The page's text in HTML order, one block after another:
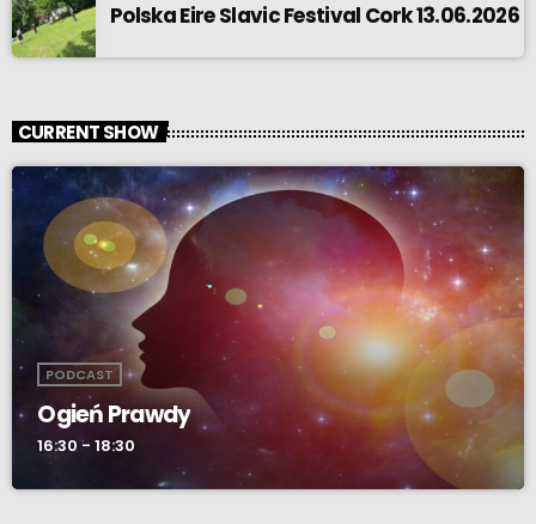
Polska Eire Slavic Festival Cork 13.06.2026
CURRENT SHOW
PODCAST
Ogień Prawdy
16:30 - 18:30